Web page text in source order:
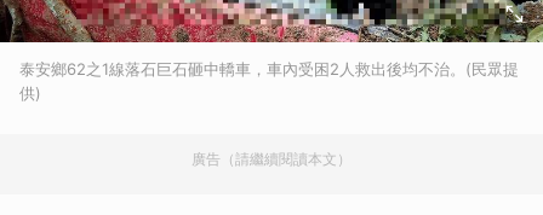
泰安鄉62之1線落石巨石砸中轎車，車內受困2人救出後均不治。(民眾提
供)
廣告（請繼續閱讀本文）